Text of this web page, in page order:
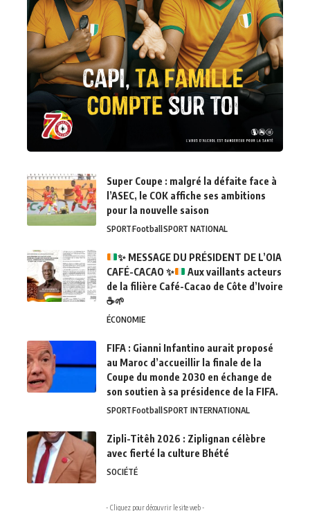
Super Coupe : malgré la défaite face à
l’ASEC, le COK affiche ses ambitions
pour la nouvelle saison
SPORTFootball SPORT NATIONAL
✨MESSAGE DU PRÉSIDENT DE L’OIA
CAFÉ-CACAO ✨
Aux vaillants acteurs
de la filière Café-Cacao de Côte d’Ivoire
☕🌱
ÉCONOMIE
FIFA : Gianni Infantino aurait proposé
au Maroc d’accueillir la finale de la
Coupe du monde 2030 en échange de
son soutien à sa présidence de la FIFA.
SPORTFootball SPORT INTERNATIONAL
Zipli-Titêh 2026 : Ziplignan célèbre
avec fierté la culture Bhété
SOCIÉTÉ
- Cliquez pour découvrir le site web -